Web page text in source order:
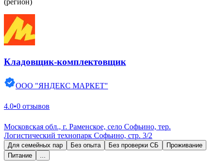
(регион)
Кладовщик-комплектовщик
ООО "ЯНДЕКС МАРКЕТ"
4.0•0 отзывов
Московская обл., г. Раменское, село Софьино, тер.
Логистический технопарк Софьино, стр. 3/2
Для семейных пар Без опыта Без проверки СБ
Проживание
Питание